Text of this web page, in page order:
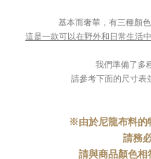
基本而奢華，有三種顏
這是一款可以在野外和日常生活
我們準備了多
請參考下面的尺寸表
※由於尼龍布料的
請務
請與商品顏色